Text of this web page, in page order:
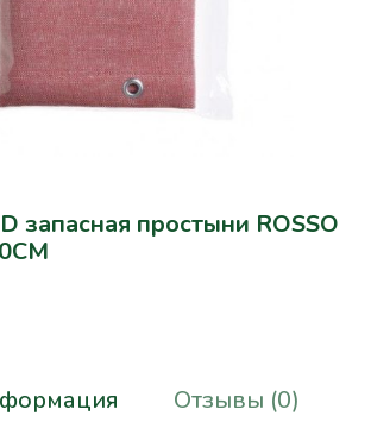
запасная простыни ROSSO
Отзывы (0)